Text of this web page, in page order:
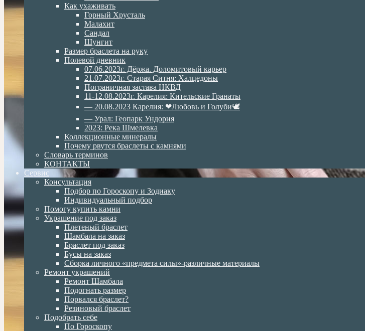
Как ухаживать
Горный Хрусталь
Малахит
Сандал
Шунгит
Размер браслета на руку
Полевой дневник
07.06.2023г. Дёржа. Доломитовый карьер
21.07.2023г. Старая Ситня: Халцедоны
Пограничная застава НКВД
11-12.08.2023г. Карелия: Кительские Гранаты
— 20.08.2023 Карелия: ❤Любовь и Голуби🕊
— Урал: Геопарк Ундория
2023: Река Шмелевка
Коллекционные минералы
Почему рвутся браслеты с камнями
Словарь терминов
КОНТАКТЫ
Сервис
Консультация
Подбор по Гороскопу и Зодиаку
Индивидуальный подбор
Помогу купить камни
Украшение под заказ
Плетеный браслет
Шамбала на заказ
Браслет под заказ
Бусы на заказ
Сборка личного «предмета силы»-различные материалы
Ремонт украшений
Ремонт Шамбала
Подогнать размер
Порвался браслет?
Резиновый браслет
Подобрать себе
По Гороскопу